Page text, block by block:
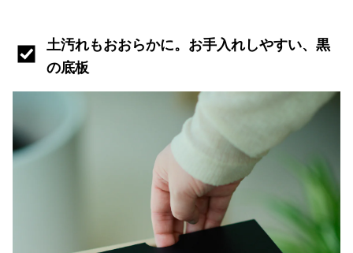
土汚れもおおらかに。お手入れしやすい、黒
の底板